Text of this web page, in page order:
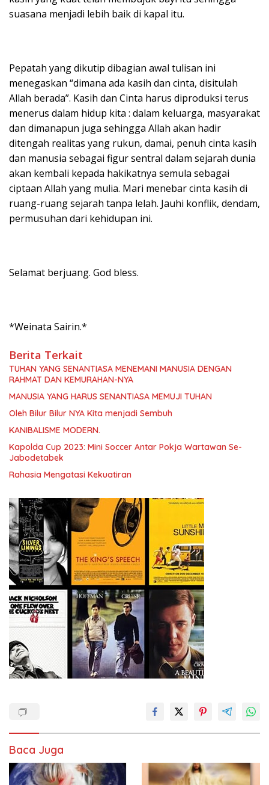
suasana menjadi lebih baik di kapal itu.
Pepatah yang dikutip dibagian awal tulisan ini
menegaskan “dimana ada kasih dan cinta, disitulah
Allah berada”. Kasih dan Cinta harus diproduksi terus
menerus dalam hidup kita : dalam keluarga, masyarakat
dan dimanapun juga sehingga Allah akan hadir
ditengah realitas yang rukun, damai, penuh cinta kasih
dan manusia sebagai figur sentral dalam sejarah dunia
akan kembali kepada hakikatnya semula sebagai
ciptaan Allah yang mulia. Mari menebar cinta kasih di
ruang-ruang sejarah tanpa lelah. Jauhi konflik, dendam,
permusuhan dari kehidupan ini.
Selamat berjuang. God bless.
*Weinata Sairin.*
Berita Terkait
TUHAN YANG SENANTIASA MENEMANI MANUSIA DENGAN
RAHMAT DAN KEMURAHAN-NYA
MANUSIA YANG HARUS SENANTIASA MEMUJI TUHAN
Oleh Bilur Bilur NYA Kita menjadi Sembuh
KANIBALISME MODERN.
Kapolda Cup 2023: Mini Soccer Antar Pokja Wartawan Se-
Jabodetabek
Rahasia Mengatasi Kekuatiran
Baca Juga